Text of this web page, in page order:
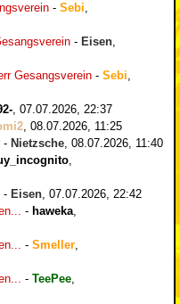
- Sebi,
- Eisen,
Gesangsverein - Sebi,
, 07.07.2026, 22:37
, 08.07.2026, 11:25
- Nietzsche, 08.07.2026, 11:40
,
- Eisen, 07.07.2026, 22:42
- haweka,
- Smeller,
- TeePee,